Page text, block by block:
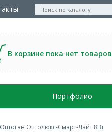
В корзине пока нет товаров
Портфолио
Оптолюкс-Смарт-Лайт 8Вт